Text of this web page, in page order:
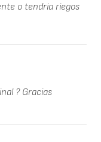
o tendria riegos
? Gracias